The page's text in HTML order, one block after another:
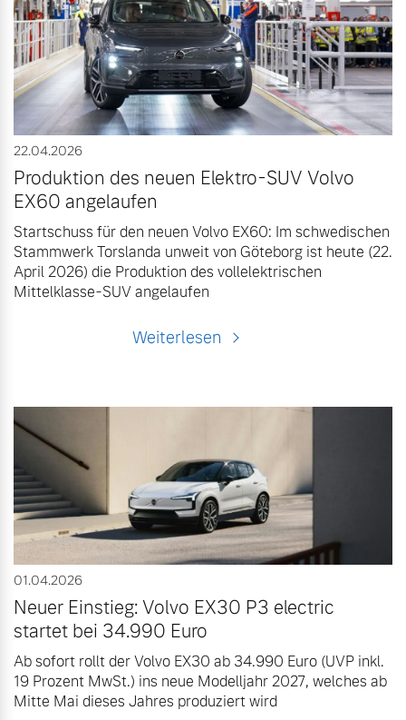
22.04.2026
Produktion des neuen Elektro-SUV Volvo
EX60 angelaufen
Startschuss für den neuen Volvo EX60: Im schwedischen
Stammwerk Torslanda unweit von Göteborg ist heute (22.
April 2026) die Produktion des vollelektrischen
Mittelklasse-SUV angelaufen
Weiterlesen
01.04.2026
Neuer Einstieg: Volvo EX30 P3 electric
startet bei 34.990 Euro
Ab sofort rollt der Volvo EX30 ab 34.990 Euro (UVP inkl.
19 Prozent MwSt.) ins neue Modelljahr 2027, welches ab
Mitte Mai dieses Jahres produziert wird